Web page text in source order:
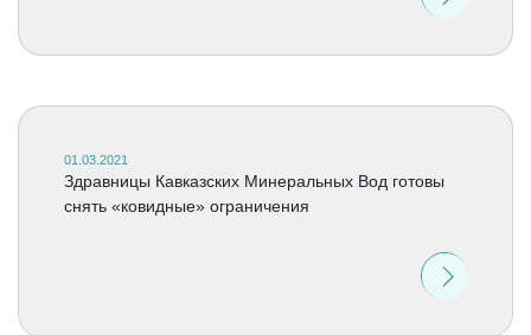
01.03.2021
Здравницы Кавказских Минеральных Вод готовы
снять «ковидные» ограничения